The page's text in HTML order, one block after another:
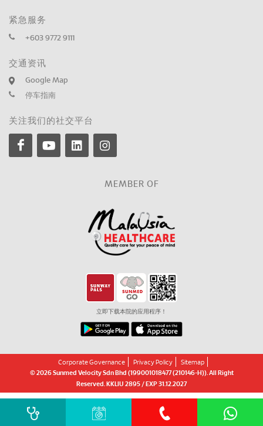
紧急服务
+603 9772 9111
交通资讯
Google Map
停车指南
关注我们的社交平台
MEMBER OF
立即下载本院的应用程序！
Corporate Governance Privacy Policy
Sitemap
© 2026 Sunmed Velocity Sdn Bhd (199001018477 (210146-H)). All Right
Reserved. KKLIU 2895 / EXP 31.12.2027